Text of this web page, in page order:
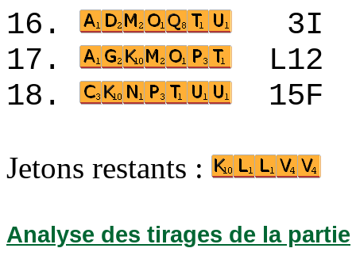
16.
3I
17.
18.
Jetons restants :
Analyse des tirages de la partie